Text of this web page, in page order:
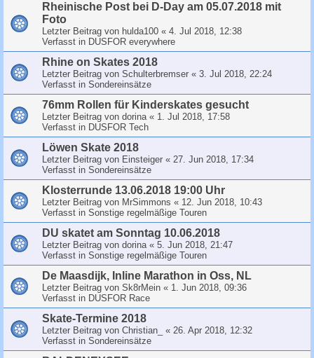
Rheinische Post bei D-Day am 05.07.2018 mit
Foto
Letzter Beitrag von hulda100 « 4. Jul 2018, 12:38
Verfasst in DUSFOR everywhere
Rhine on Skates 2018
Letzter Beitrag von Schulterbremser « 3. Jul 2018, 22:24
Verfasst in Sondereinsätze
76mm Rollen für Kinderskates gesucht
Letzter Beitrag von dorina« 1. Jul 2018, 17:58
Verfasst in DUSFOR Tech
Löwen Skate 2018
Letzter Beitrag von Einsteiger « 27. Jun 2018, 17:34
Verfasst in Sondereinsätze
Klosterrunde 13.06.2018 19:00 Uhr
Letzter Beitrag von MrSimmons « 12. Jun 2018, 10:43
Verfasst in Sonstige regelmäßige Touren
DU skatet am Sonntag 10.06.2018
Letzter Beitrag von dorina« 5. Jun 2018, 21:47
Verfasst in Sonstige regelmäßige Touren
De Maasdijk, Inline Marathon in Oss, NL
Letzter Beitrag von Sk8rMein « 1. Jun 2018, 09:36
Verfasst in DUSFOR Race
Skate-Termine 2018
Letzter Beitrag von Christian_ « 26. Apr 2018, 12:32
Verfasst in Sondereinsätze